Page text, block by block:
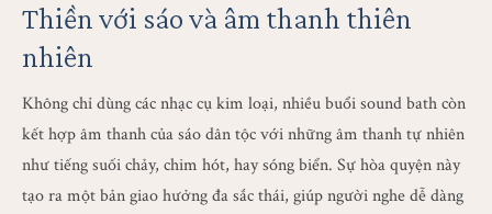
Thiền với sáo và âm thanh thiên
nhiên
Không chỉ dùng các nhạc cụ kim loại, nhiều buổi sound bath còn
kết hợp âm thanh của sáo dân tộc với những âm thanh tự nhiên
như tiếng suối chảy, chim hót, hay sóng biển. Sự hòa quyện này
tạo ra một bản giao hưởng đa sắc thái, giúp người nghe dễ dàng